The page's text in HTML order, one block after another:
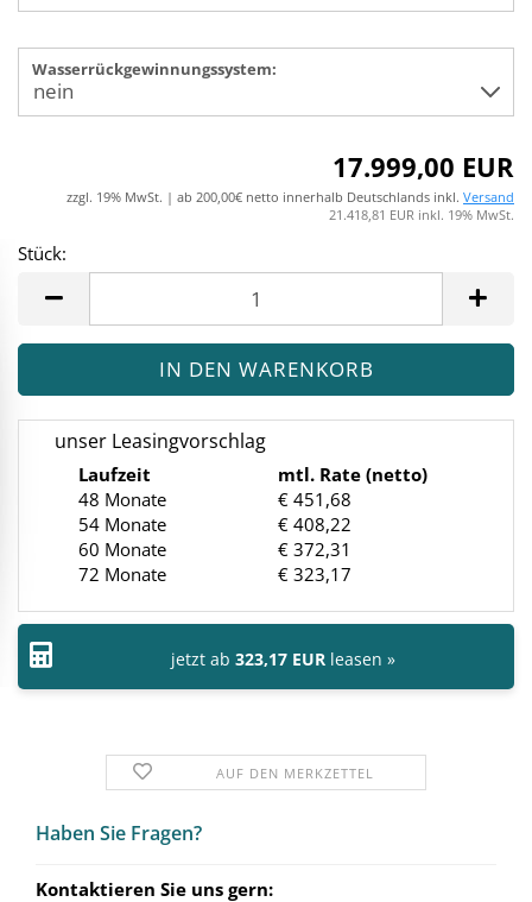
Wasserrückgewinnungssystem:
17.999,00 EUR
zzgl. 19% MwSt. | ab 200,00€ netto innerhalb Deutschlands inkl. Versand
21.418,81 EUR inkl. 19% MwSt.
Stück:
unser Leasingvorschlag
Laufzeit
mtl. Rate (netto)
48 Monate
€ 451,68
54 Monate
€ 408,22
60 Monate
€ 372,31
72 Monate
€ 323,17
jetzt ab 323,17 EUR leasen »
AUF DEN MERKZETTEL
Haben Sie Fra­gen?
Kontaktieren Sie uns gern: